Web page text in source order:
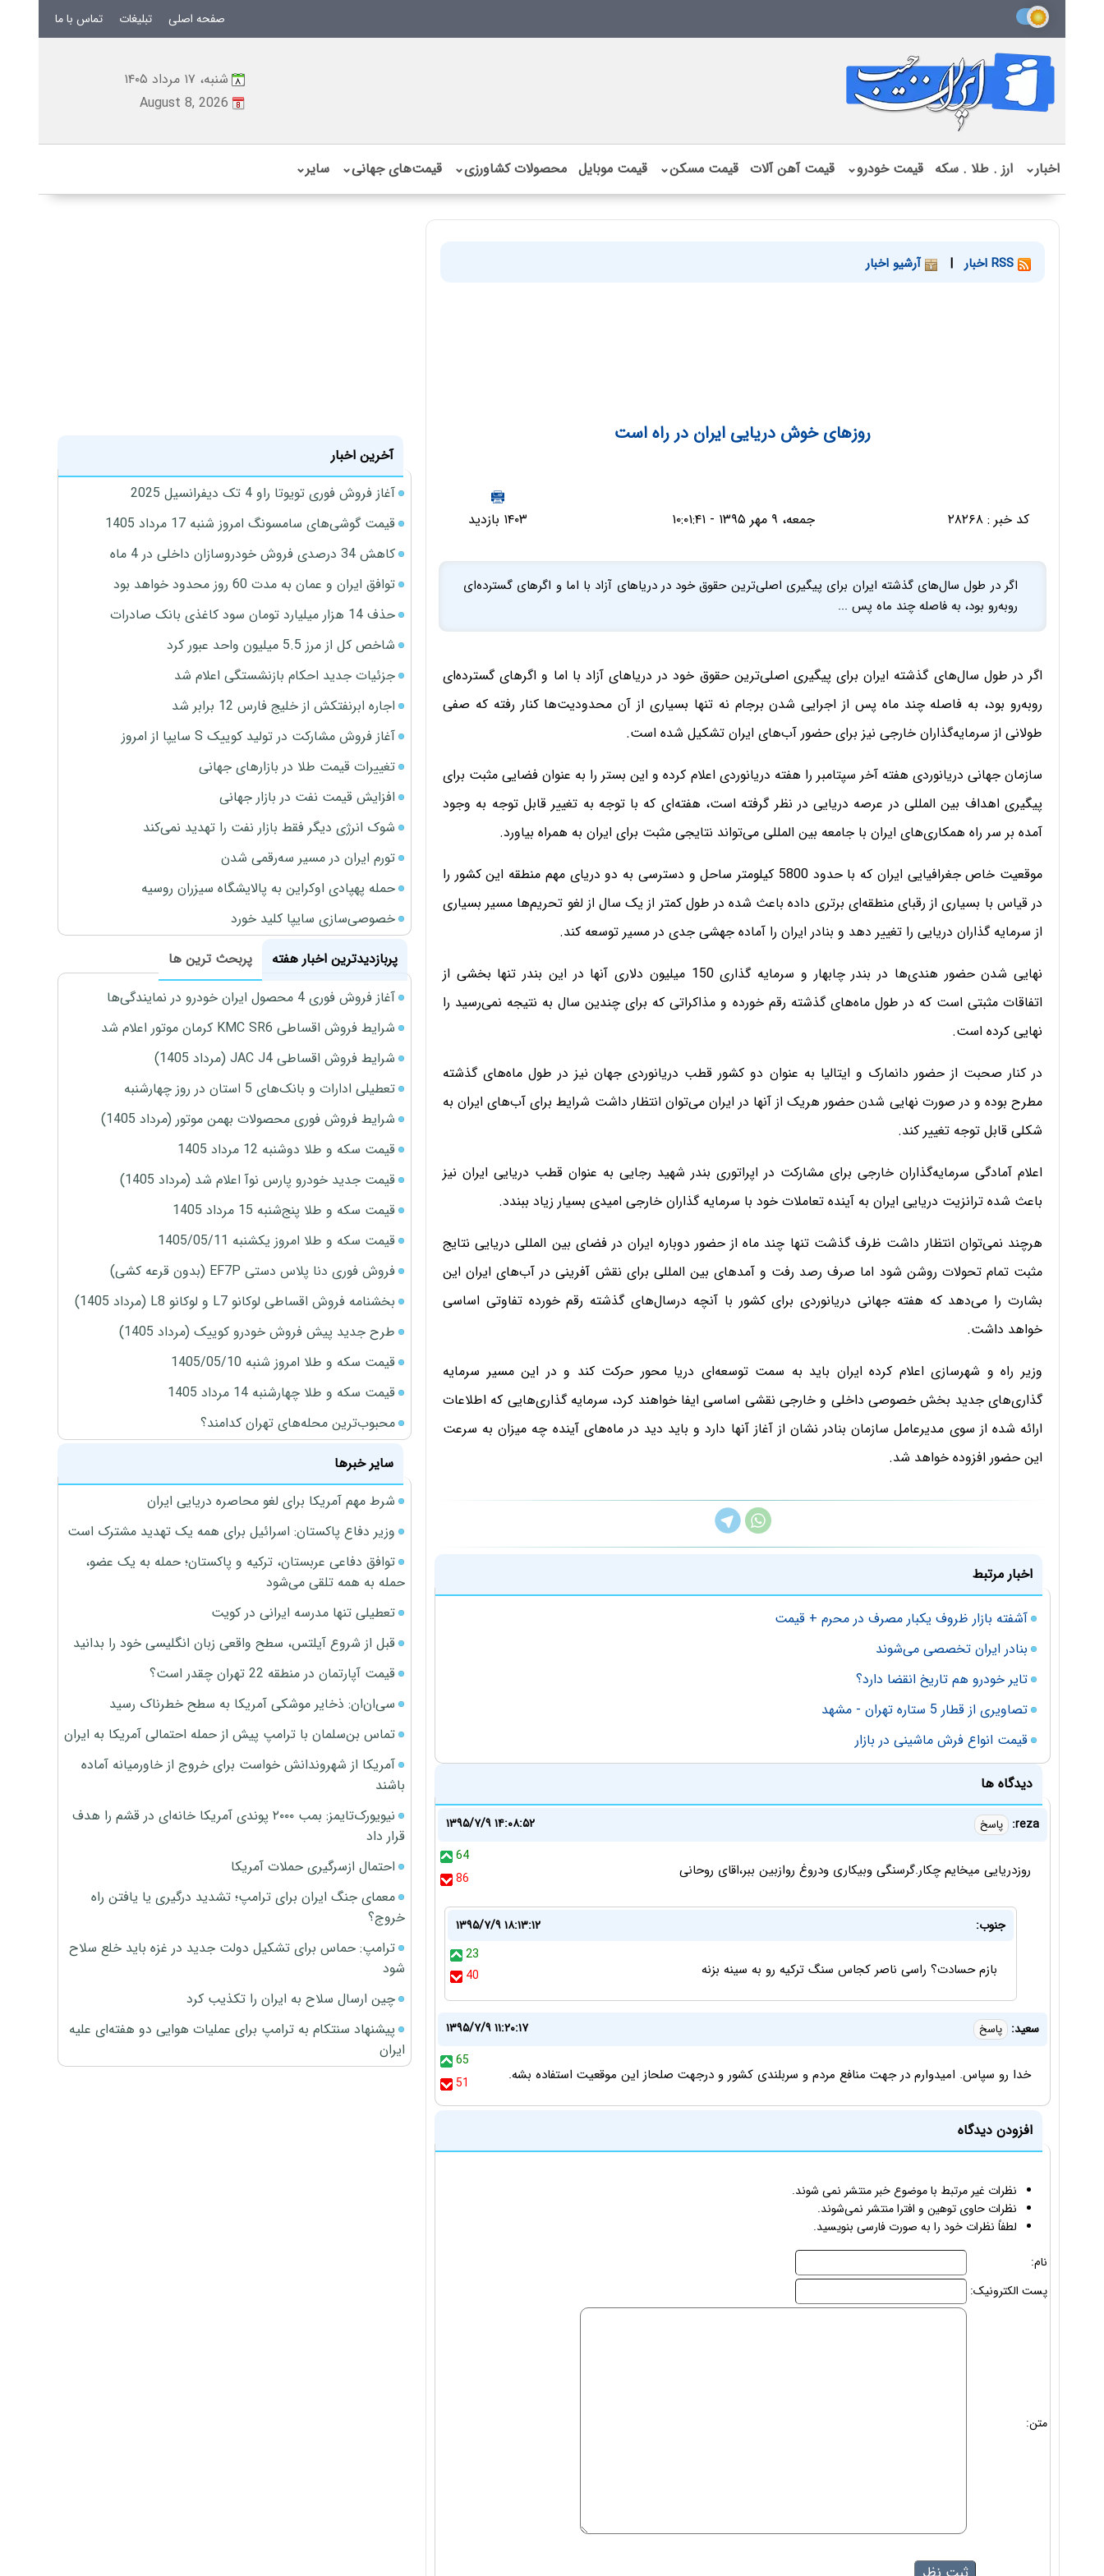
صفحه اصلی تبلیغات تماس با ما
شنبه، ۱۷ مرداد ۱۴۰۵
August 8, 2026
اخبار⌄ ارز . طلا . سکه قیمت خودرو⌄ قیمت آهن آلات قیمت مسکن⌄ قیمت موبایل محصولات کشاورزی⌄ قیمت‌های جهانی⌄ سایر⌄
| آرشیو اخبار
روزهای خوش دریایی ایران در راه است
کد خبر :۲۸۲۶۸ جمعه، ۹ مهر ۱۳۹۵ - ۱۰:۰۱:۴۱ ۱۴۰۳ بازدید
اگر در طول سال‌های گذشته ایران برای پیگیری اصلی‌ترین حقوق خود در دریاهای آزاد با اما و اگرهای گسترده‌ای
روبه‌رو بود، به فاصله چند ماه پس ...
اگر در طول سال‌های گذشته ایران برای پیگیری اصلی‌ترین حقوق خود در دریاهای آزاد با اما و اگرهای گسترده‌ای
روبه‌رو بود، به فاصله چند ماه پس از اجرایی شدن برجام نه تنها بسیاری از آن محدودیت‌ها کنار رفته که صفی
طولانی از سرمایه‌گذاران خارجی نیز برای حضور آب‌های ایران تشکیل شده است.
سازمان جهانی دریانوردی هفته آخر سپتامبر را هفته دریانوردی اعلام کرده و این بستر را به عنوان فضایی مثبت برای
پیگیری اهداف بین المللی در عرصه دریایی در نظر گرفته است، هفته‌ای که با توجه به تغییر قابل توجه به وجود
آمده بر سر راه همکاری‌های ایران با جامعه بین المللی می‌تواند نتایجی مثبت برای ایران به همراه بیاورد.
موقعیت خاص جغرافیایی ایران که با حدود 5800 کیلومتر ساحل و دسترسی به دو دریای مهم منطقه این کشور را
در قیاس با بسیاری از رقبای منطقه‌ای برتری داده باعث شده در طول کمتر از یک سال از لغو تحریم‌ها مسیر بسیاری
از سرمایه گذاران دریایی را تغییر دهد و بنادر ایران را آماده جهشی جدی در مسیر توسعه کند.
نهایی شدن حضور هندی‌ها در بندر چابهار و سرمایه گذاری 150 میلیون دلاری آنها در این بندر تنها بخشی از
اتفاقات مثبتی است که در طول ماه‌های گذشته رقم خورده و مذاکراتی که برای چندین سال به نتیجه نمی‌رسید را
نهایی کرده است.
در کنار صحبت از حضور دانمارک و ایتالیا به عنوان دو کشور قطب دریانوردی جهان نیز در طول ماه‌های گذشته
مطرح بوده و در صورت نهایی شدن حضور هریک از آنها در ایران می‌توان انتظار داشت شرایط برای آب‌های ایران به
شکلی قابل توجه تغییر کند.
اعلام آمادگی سرمایه‌گذاران خارجی برای مشارکت در اپراتوری بندر شهید رجایی به عنوان قطب دریایی ایران نیز
باعث شده ترانزیت دریایی ایران به آینده تعاملات خود با سرمایه گذاران خارجی امیدی بسیار زیاد ببندد.
هرچند نمی‌توان انتظار داشت ظرف گذشت تنها چند ماه از حضور دوباره ایران در فضای بین المللی دریایی نتایج
مثبت تمام تحولات روشن شود اما صرف رصد رفت و آمدهای بین المللی برای نقش آفرینی در آب‌های ایران این
بشارت را می‌دهد که هفته جهانی دریانوردی برای کشور با آنچه درسال‌های گذشته رقم خورده تفاوتی اساسی
خواهد داشت.
وزیر راه و شهرسازی اعلام کرده ایران باید به سمت توسعه‌ای دریا محور حرکت کند و در این مسیر سرمایه
گذاری‌های جدید بخش خصوصی داخلی و خارجی نقشی اساسی ایفا خواهند کرد، سرمایه گذاری‌هایی که اطلاعات
ارائه شده از سوی مدیرعامل سازمان بنادر نشان از آغاز آنها دارد و باید دید در ماه‌های آینده چه میزان به سرعت
این حضور افزوده خواهد شد.
اخبار مرتبط
آشفته بازار ظروف یکبار مصرف در محرم + قیمت‌
بنادر ایران تخصصی می‌شوند
تایر خودرو هم تاریخ انقضا دارد؟
تصاویری از قطار 5 ستاره تهران - مشهد
قیمت انواع فرش ماشینی در بازار
دیدگاه ها
reza: پاسخ
۱۳۹۵/۷/۹ ۱۴:۰۸:۵۲
64
86
روزدریایی میخایم چکار.گرسنگی وبیکاری ودروغ روازبین ببر،اقای روحانی
جنوب:
۱۳۹۵/۷/۹ ۱۸:۱۳:۱۲
23
40
بازم حسادت؟ راسی ناصر کجاس سنگ ترکیه رو به سینه بزنه
سعید: پاسخ
۱۳۹۵/۷/۹ ۱۱:۲۰:۱۷
65
51
خدا رو سپاس. امیدوارم در جهت منافع مردم و سربلندی کشور و درجهت صلحاز این موقعیت استفاده بشه.
افزودن دیدگاه
نظرات غیر مرتبط با موضوع خبر منتشر نمی شوند.
نظرات حاوی توهین و افترا منتشر نمی‌شوند.
لطفاً نظرات خود را به صورت فارسی بنویسید.
نام:
پست الکترونیک:
متن:
آخرین اخبار
آغاز فروش فوری تویوتا راو 4 تک دیفرانسیل 2025
قیمت گوشی‌های سامسونگ امروز شنبه 17 مرداد 1405
کاهش 34 درصدی فروش خودروسازان داخلی در 4 ماه
توافق ایران و عمان به مدت 60 روز محدود خواهد بود
حذف 14 هزار میلیارد تومان سود کاغذی بانک صادرات
شاخص کل از مرز 5.5 میلیون واحد عبور کرد
جزئیات جدید احکام بازنشستگی اعلام شد
اجاره ابرنفتکش از خلیج فارس 12 برابر شد
آغاز فروش مشارکت در تولید کوییک S سایپا از امروز
تغییرات قیمت طلا در بازارهای جهانی
افزایش قیمت نفت در بازار جهانی
شوک انرژی دیگر فقط بازار نفت را تهدید نمی‌کند
تورم ایران در مسیر سه‌رقمی شدن
حمله پهپادی اوکراین به پالایشگاه سیزران روسیه
خصوصی‌سازی سایپا کلید خورد
پربازدیدترین اخبار هفته
پربحث ترین ها
آغاز فروش فوری 4 محصول ایران خودرو در نمایندگی‌ها
شرایط فروش اقساطی KMC SR6 کرمان موتور اعلام شد
شرایط فروش اقساطی JAC J4 (مرداد 1405)
تعطیلی ادارات و بانک‌های 5 استان در روز چهارشنبه
شرایط فروش فوری محصولات بهمن موتور (مرداد 1405)
قیمت سکه و طلا دوشنبه 12 مرداد 1405
قیمت جدید خودرو پارس نوآ اعلام شد (مرداد 1405)
قیمت سکه و طلا پنج‌شنبه 15 مرداد 1405
قیمت سکه و طلا امروز یکشنبه 1405/05/11
فروش فوری دنا پلاس دستی EF7P (بدون قرعه کشی)
بخشنامه فروش اقساطی لوکانو L7 و لوکانو L8 (مرداد 1405)
طرح جدید پیش فروش خودرو کوییک (مرداد 1405)
قیمت سکه و طلا امروز شنبه 1405/05/10
قیمت سکه و طلا چهارشنبه 14 مرداد 1405
محبوب‌ترین محله‌های تهران کدامند؟
سایر خبرها
شرط مهم آمریکا برای لغو محاصره دریایی ایران
وزیر دفاع پاکستان: اسرائیل برای همه یک تهدید مشترک است
توافق دفاعی عربستان، ترکیه و پاکستان؛ حمله به یک عضو،
حمله به همه تلقی می‌شود
تعطیلی تنها مدرسه ایرانی در کویت
قبل از شروع آیلتس، سطح واقعی زبان انگلیسی خود را بدانید
قیمت آپارتمان در منطقه 22 تهران چقدر است؟
سی‌ان‌ان: ذخایر موشکی آمریکا به سطح خطرناک رسید
تماس بن‌سلمان با ترامپ پیش از حمله احتمالی آمریکا به ایران
آمریکا از شهروندانش خواست برای خروج از خاورمیانه آماده
باشند
نیویورک‌تایمز: بمب ۲۰۰۰ پوندی آمریکا خانه‌ای در قشم را هدف
قرار داد
احتمال ازسرگیری حملات آمریکا
معمای جنگ ایران برای ترامپ؛ تشدید درگیری یا یافتن راه
خروج؟
ترامپ: حماس برای تشکیل دولت جدید در غزه باید خلع سلاح
شود
چین ارسال سلاح به ایران را تکذیب کرد
پیشنهاد سنتکام به ترامپ برای عملیات هوایی دو هفته‌ای علیه
ایران